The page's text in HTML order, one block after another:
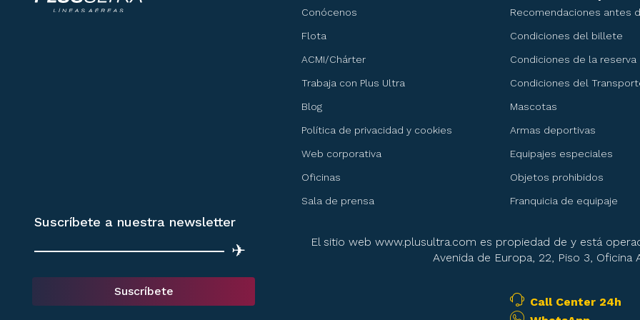
Conócenos
Flota
ACMI/Chárter
Trabaja con Plus Ultra
Blog
Política de privacidad y cookies
Web corporativa
Oficinas
Sala de prensa
Recomendaciones antes
Condiciones del billete
Condiciones de la
Condiciones del
Mascotas
Armas deportivas
Equipajes especiales
Objetos prohibidos
Franquicia de equipaje
El sitio web www.plusultra.com es propiedad de y está
Avenida de Europa, 22, Piso 3, Oficina
Call Center 24h
Suscríbete a nuestra newsletter
✈
Suscríbete